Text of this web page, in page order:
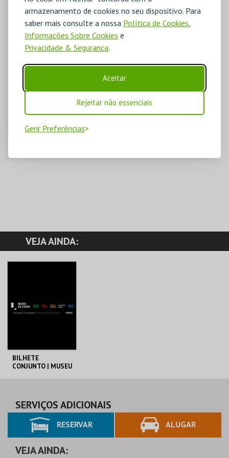
armazenamento de cookies no seu dispositivo. Para
saber mais consulte a nossa Política de Cookies
Informações Sobre Cookies e
Privacidade & Segurança.
Aceitar
Rejeitar não essenciais
Gerir Preferências
VEJA AINDA:
BILHETE
CONJUNTO | MUSEU
AQUISIÇÃO
MAIS INFO
COMPRAR
SERVIÇOS ADICIONAIS
RESERVAR ALUGAR
VEJA AINDA: